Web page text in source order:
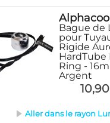
Bague de
pour
Rigide
HardTube
Ring -
Argent
Aller dans le rayon